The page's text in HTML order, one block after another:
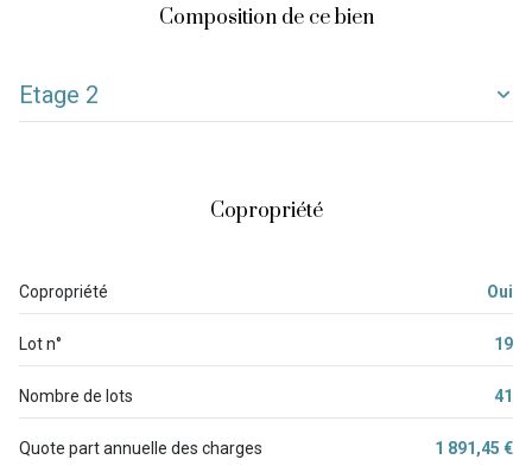
Composition de ce bien
Etage 2
pièce à vivre 18.35 m²
balcon 4.35 m²
Copropriété
Copropriété Oui
Lot n° 19
Nombre de lots 41
Quote part annuelle des charges 1 891,45 €